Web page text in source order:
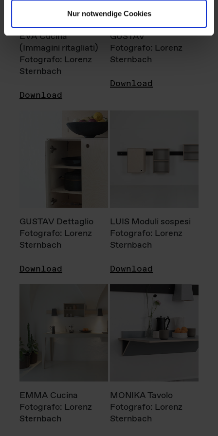
Nur notwendige Cookies
EVA Cucina
(Immagini ritagliati)
Fotografo: Lorenz
Sternbach
Download
GUSTAV
Fotografo: Lorenz
Sternbach
Download
GUSTAV Dettaglio
Fotografo: Lorenz
Sternbach
Download
LUIS Moduli sospesi
Fotografo: Lorenz
Sternbach
Download
EMMA Cucina
Fotografo: Lorenz
Sternbach
MONIKA Tavolo
Fotografo: Lorenz
Sternbach